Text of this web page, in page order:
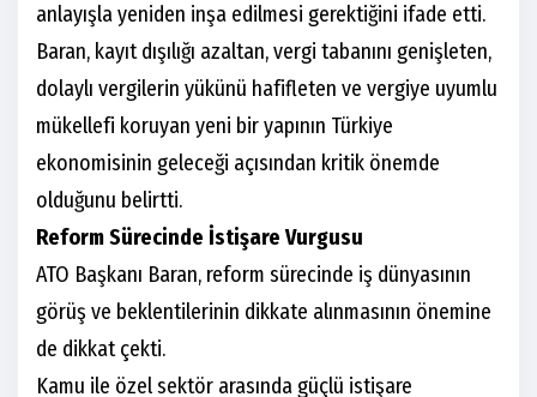
anlayışla yeniden inşa edilmesi gerektiğini ifade etti.
Baran, kayıt dışılığı azaltan, vergi tabanını genişleten,
dolaylı vergilerin yükünü hafifleten ve vergiye uyumlu
mükellefi koruyan yeni bir yapının Türkiye
ekonomisinin geleceği açısından kritik önemde
olduğunu belirtti.
Reform Sürecinde İstişare Vurgusu
ATO Başkanı Baran, reform sürecinde iş dünyasının
görüş ve beklentilerinin dikkate alınmasının önemine
de dikkat çekti.
Kamu ile özel sektör arasında güçlü istişare